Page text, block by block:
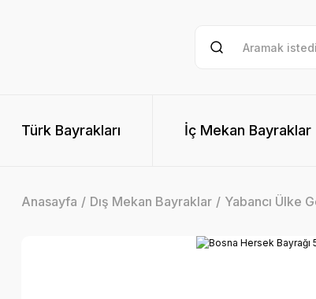
Türk Bayrakları İç Mekan Bayraklar
Anasayfa Dış Mekan Bayraklar Yabancı Ülke